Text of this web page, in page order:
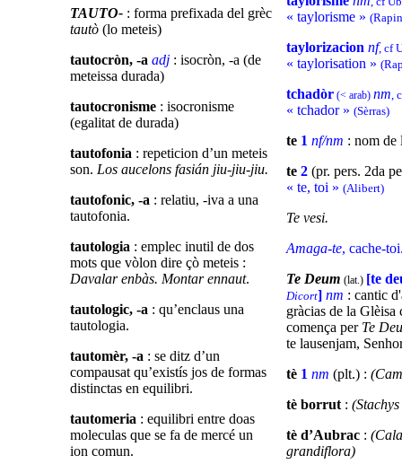
TAUTO- : forma prefixada del grèc
tautò (lo meteis)
tautocròn, -a adj : isocròn, -a (de
meteissa durada)
tautocronisme : isocronisme
(egalitat de durada)
tautofonia : repeticion d’un meteis
son. Los aucelons fasián jiu-jiu-jiu.
tautofonic, -a : relatiu, -iva a una
tautofonia.
tautologia : emplec inutil de dos
mots que vòlon dire çò meteis :
Davalar enbàs. Montar ennaut.
tautologic, -a : qu’enclaus una
tautologia.
tautomèr, -a : se ditz d’un
compausat qu’existís jos de formas
distinctas en equilibri.
tautomeria : equilibri entre doas
moleculas que se fa de mercé un
ion comun.
« taylorisme »
taylorizacion nf, cf
« taylorisation »
tchadòr (< arab) nm,
« tchador » (Sèrras)
te 1 nf/nm : nom de
te 2 (pr. pers. 2da
« te, toi » (Alibert)
Te vesi.
Amaga-te, cache-
Te Deum (lat.) [te
Dicort] nm : cantic
gràcias de la Glèisa
comença per Te
te lausenjam,
tè 1 nm (plt.) :
tè borrut :
tè d’Aubrac :
grandiflora)